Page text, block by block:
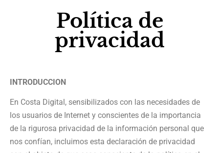
Política de
privacidad
INTRODUCCION
En Costa Digital, sensibilizados con las necesidades de
los usuarios de Internet y conscientes de la importancia
de la rigurosa privacidad de la información personal que
nos confían, incluimos esta declaración de privacidad